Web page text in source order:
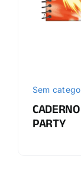
Sem
PARTY